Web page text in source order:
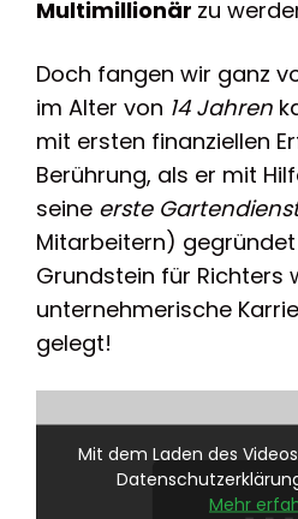
Multimillionär zu
Doch fangen wir ganz
im Alter von 14 Jahren
mit ersten finanziellen
Berührung, als er mit
seine erste
Mitarbeitern) gegründet
Grundstein für Richters
unternehmerische
gelegt!
Mit dem Laden des
Mehr